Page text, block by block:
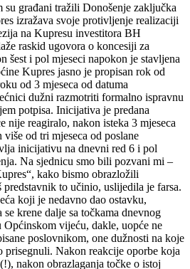
građani tražili Donošenje zaključka
izražava svoje protivljenje realizaciji
na Kupresu investitora BH
raskid ugovora o koncesiji za
šest i pol mjeseci napokon je stavljena
Kupres jasno je propisan rok od
od 3 mjeseca od datuma
dužni razmotriti formalno ispravnu
potpisa. Inicijativa je predana
nije reagiralo, nakon isteka 3 mjeseca
od tri mjeseca od poslane
inicijativu na dnevni red 6 i pol
Na sjednicu smo bili pozvani mi –
kako bismo obrazložili
to učinio, uslijedila je farsa.
koji je nedavno dao ostavku,
krene dalje sa točkama dnevnog
Općinskom vijeću, dakle, uopće ne
poslovnikom, one dužnosti na koje
prisegnuli. Nakon reakcije oporbe koja
nakon obrazlaganja točke o istoj